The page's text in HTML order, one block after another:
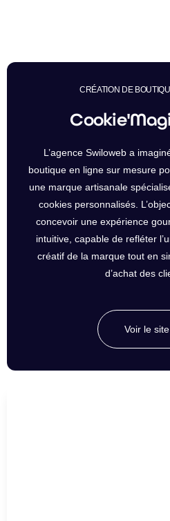
CRÉATION DE
L’agence Swiloweb a
boutique en ligne sur mesure
une marque artisanale
cookies personnalisés.
concevoir une expérience
intuitive, capable de refléter
créatif de la marque tout en
d’achat des
Voir le site